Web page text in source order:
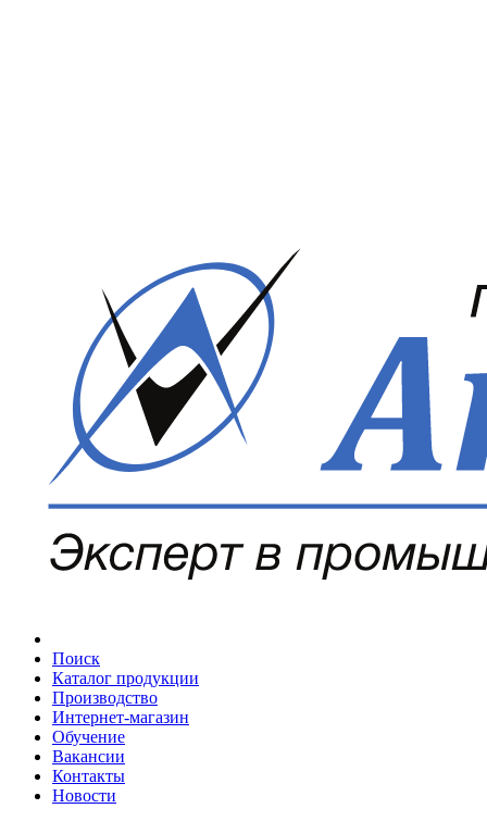
Поиск
Каталог продукции
Производство
Интернет-магазин
Обучение
Вакансии
Контакты
Новости